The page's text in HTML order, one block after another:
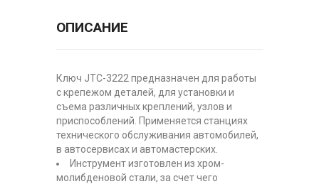
ОПИСАНИЕ
Ключ JTC-3222 предназначен для работы
с крепежом деталей, для установки и
съема различных креплений, узлов и
приспособлений. Применяется станциях
технического обслуживания автомобилей,
в автосервисах и автомастерских.
Инструмент изготовлен из хром-
молибденовой стали, за счет чего